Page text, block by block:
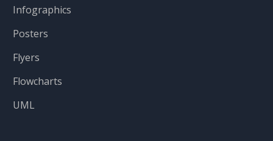
Infographics
Posters
Flyers
Flowcharts
UML